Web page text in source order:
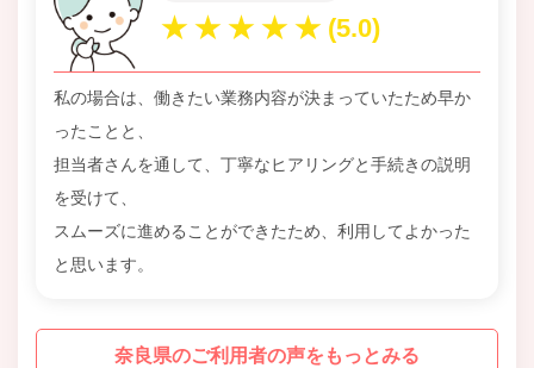
私の場合は、働きたい業務内容が決まっていたため早か
ったことと、
担当者さんを通して、丁寧なヒアリングと手続きの説明
を受けて、
スムーズに進めることができたため、利用してよかった
と思います。
奈良県のご利用者の声をもっとみる